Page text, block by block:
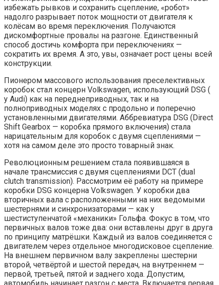
избежать рывков и сохранить сцепление, «робот»
надолго разрывает поток мощности от двигателя к
колёсам во время переключения. Получаются
дискомфортные провалы на разгоне. Единственный
способ достичь комфорта при переключениях —
сократить их время. А это, увы, означает рост цены всей
конструкции.
Пионером массового использования преселективных
коробок стал концерн Volkswagen, использующий DSG (
у Audi) как на переднеприводных, так и на
полноприводных моделях с продольно и поперечно
установленными двигателями. Аббревиатура DSG (Direct
Shift Gearbox — коробка прямого включения) стала
нарицательным для коробок с двумя сцеплениями —
хотя на самом деле это просто товарный знак.
Революционным решением стала появившаяся в
начале трансмиссия с двумя сцеплениями DCT (dual
clutch transmission). Рассмотрим её работу на примере
коробки DSG концерна Volkswagen. У коробки два
вторичных вала с расположенными на них ведомыми
шестернями и синхронизаторами — как у
шестиступенчатой «механики» Гольфа. Фокус в том, что
первичных валов тоже два: они вставлены друг в друга
по принципу матрёшки. Каждый из валов соединяется с
двигателем через отдельное многодисковое сцепление.
На внешнем первичном валу закреплены шестерни
второй, четвёртой и шестой передач, на внутреннем —
первой, третьей, пятой и заднего хода. Допустим,
автомобиль начинает разгон с места. Включается первая